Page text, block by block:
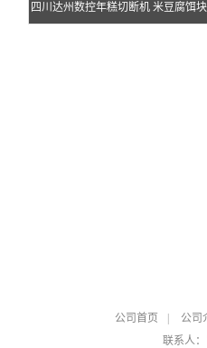
四川达州数控年糕切断机 米豆腐饵
公司首页
公司
联系人